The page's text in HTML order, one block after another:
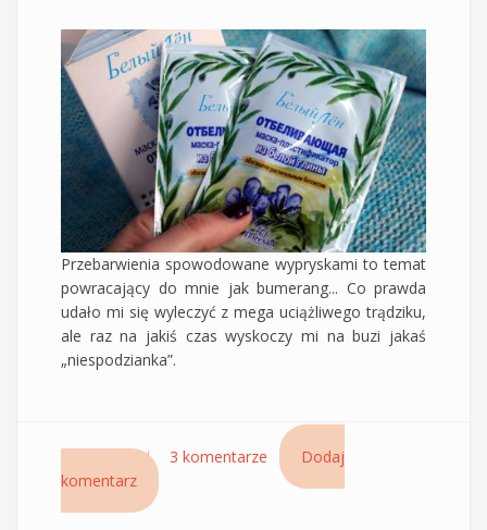
Przebarwienia spowodowane wypryskami to temat
powracający do mnie jak bumerang... Co prawda
udało mi się wyleczyć z mega uciążliwego trądziku,
ale raz na jakiś czas wyskoczy mi na buzi jakaś
„niespodzianka”.
Czytaj dalejwpis Recenzja maski wybielającej Floresan plus
pielęgnacja dzięki, której zmniejszyłam
przebarwienia potrądzikowe
3 komentarze
Dodaj
komentarz